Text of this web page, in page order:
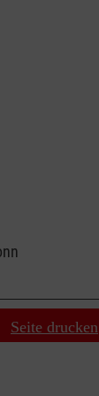
Seite drucken